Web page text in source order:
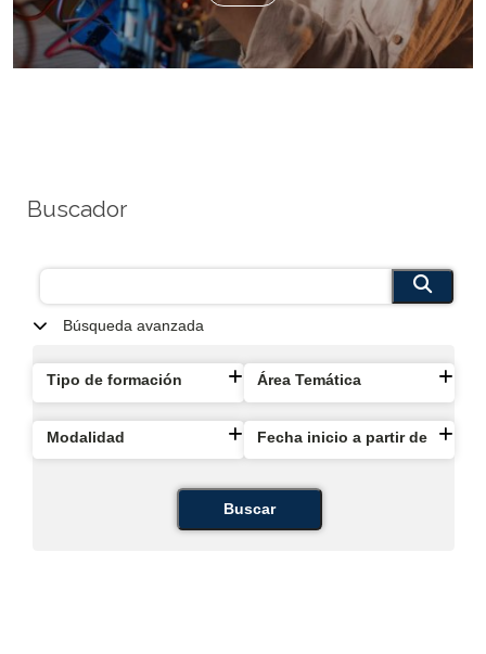
Buscador
Búsqueda avanzada
Tipo de formación Área Temática
Modalidad Fecha inicio a partir de
Buscar